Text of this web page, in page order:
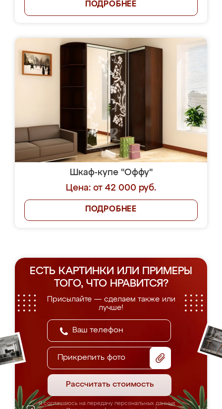
ПОДРОБНЕЕ
Шкаф-купе "Оффу"
Цена: от 42 000 руб.
ПОДРОБНЕЕ
ЕСТЬ КАРТИНКИ ИЛИ ПРИМЕРЫ
ТОГО, ЧТО НРАВИТСЯ?
Присылайте — сделаем также или
лучше!
Прикрепить фото
Рассчитать стоимость
Я соглашаюсь на передачу персональных данных